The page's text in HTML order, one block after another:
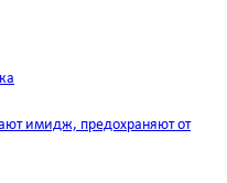
имидж, предохраняют от